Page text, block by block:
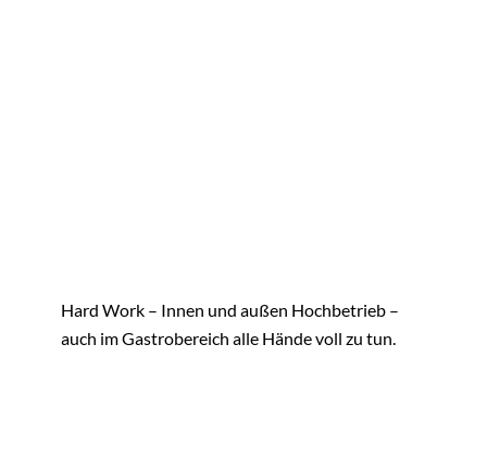
Hard Work – Innen und außen Hochbetrieb –
auch im Gastrobereich alle Hände voll zu tun.